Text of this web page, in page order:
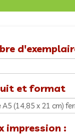
et format
impression :